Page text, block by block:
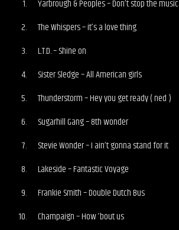
Yarbrough & Peoples – Don’t stop the music
The Whispers – it’s a love thing
L.T.D. – Shine on
Sister Sledge – All American girls
Thunderstorm – Hey you get ready ( ned )
Sugarhill Gang – 8th wonder
Stevie Wonder – I ain’t gonna stand for it
Lakeside – Fantastic Voyage
Frankie Smith – Double Dutch Bus
Champaign – How ‘bout us